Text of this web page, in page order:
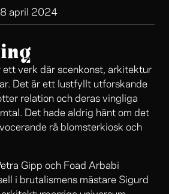
april 2024
ett verk där scenkonst, arkitektur
Det är ett lustfyllt utforskande
relation och deras vingliga
Det hade aldrig hänt om det
rå blomsterkiosk och
Gipp och Foad Arbabi
i brutalismens mästare Sigurd